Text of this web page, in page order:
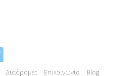
Διαδρομές Επικοινωνία Blog